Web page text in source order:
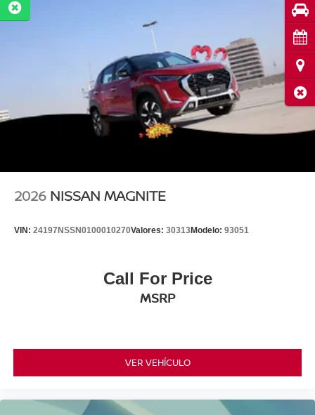
2026 NISSAN MAGNITE
VIN: 24197NSSN0100010270Valores: 30313Modelo: 93051
Call For Price
MSRP
VER VEHÍCULO